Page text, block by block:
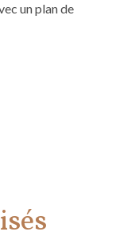
un plan de